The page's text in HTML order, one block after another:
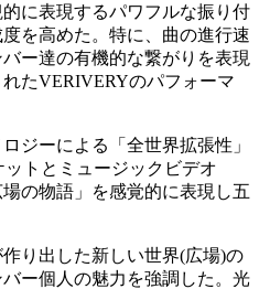
に表現するパワフルな振り付
を高めた。特に、曲の進行速
ー達の有機的な繋がりを表現
たVERIVERYのパフォーマ
ジーによる「全世界拡張性」
トとミュージックビデオ
の物語」を感覚的に表現し五
り出した新しい世界(広場)の
ー個人の魅力を強調した。光